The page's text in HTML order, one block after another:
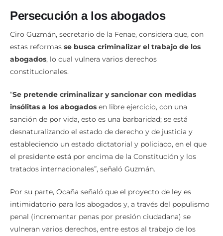
Persecución a los abogados
Ciro Guzmán, secretario de la Fenae, considera que, con
estas reformas se busca criminalizar el trabajo de los
abogados, lo cual vulnera varios derechos
constitucionales.
“Se pretende criminalizar y sancionar con medidas
insólitas a los abogados en libre ejercicio, con una
sanción de por vida, esto es una barbaridad; se está
desnaturalizando el estado de derecho y de justicia y
estableciendo un estado dictatorial y policiaco, en el que
el presidente está por encima de la Constitución y los
tratados internacionales”, señaló Guzmán.
Por su parte, Ocaña señaló que el proyecto de ley es
intimidatorio para los abogados y, a través del populismo
penal (incrementar penas por presión ciudadana) se
vulneran varios derechos, entre estos al trabajo de los